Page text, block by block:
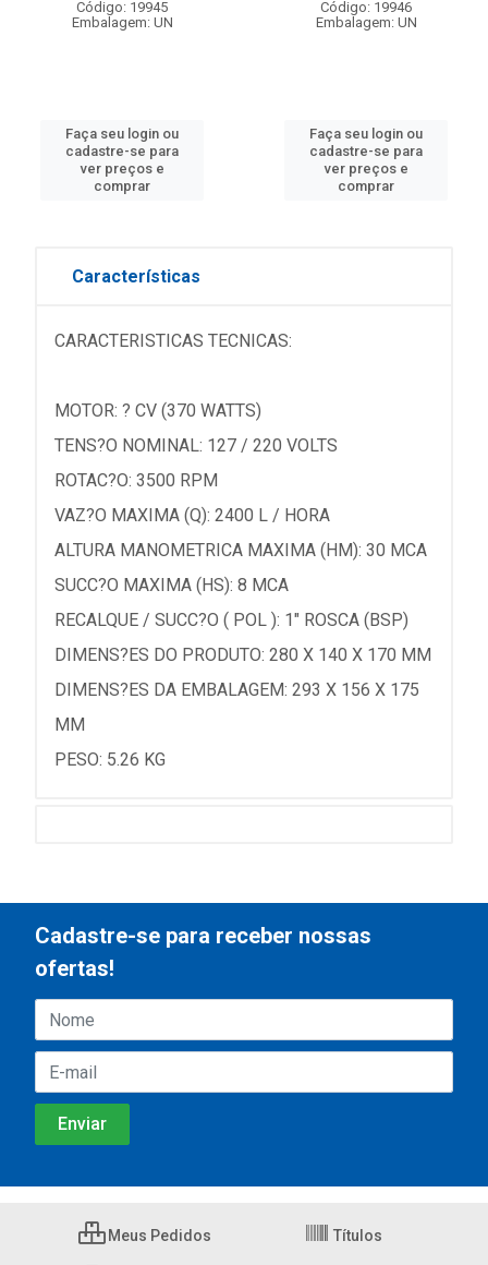
Código: 19945
Embalagem: UN
Faça seu login ou
cadastre-se para
ver preços e
comprar
Código: 19946
Embalagem: UN
Faça seu login ou
cadastre-se para
ver preços e
comprar
Características
CARACTERISTICAS TECNICAS:
MOTOR: ? CV (370 WATTS)
TENS?O NOMINAL: 127 / 220 VOLTS
ROTAC?O: 3500 RPM
VAZ?O MAXIMA (Q): 2400 L / HORA
ALTURA MANOMETRICA MAXIMA (HM): 30 MCA
SUCC?O MAXIMA (HS): 8 MCA
RECALQUE / SUCC?O ( POL ): 1" ROSCA (BSP)
DIMENS?ES DO PRODUTO: 280 X 140 X 170 MM
DIMENS?ES DA EMBALAGEM: 293 X 156 X 175
MM
PESO: 5.26 KG
Cadastre-se para receber nossas
ofertas!
Meus Pedidos Títulos